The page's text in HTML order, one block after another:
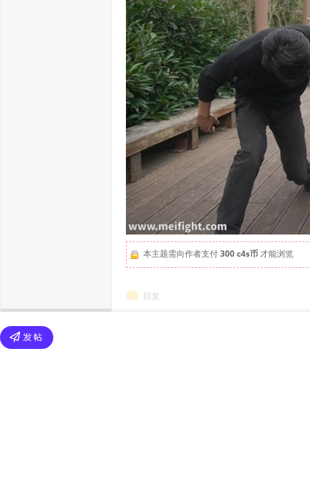
本主题需向作者支付300 c4s币才能浏览
回复